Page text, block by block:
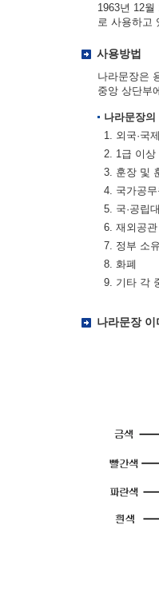
1963년 12
로 사용하고
사용방법
나라문장은
중앙 상단부
나라문장
1. 외국·국
2. 1급 이상
3. 훈장 및
4. 국가공
5. 국·공립
6. 재외공
7. 정부 소
8. 화폐
9. 기타 각
나라문장 이